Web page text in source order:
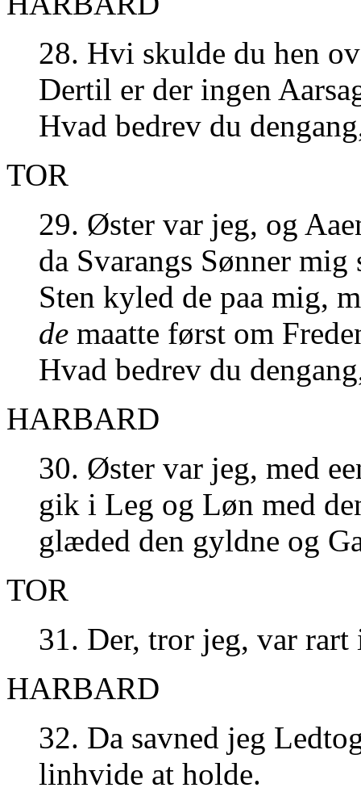
28. Hvi skulde du hen
Dertil er der ingen
Hvad bedrev du
TOR
29. Øster var jeg, og
da Svarangs Sønner mig
Sten kyled de paa mig,
de maatte først om
Hvad bedrev du
HARBARD
30. Øster var jeg, med
gik i Leg og Løn med
glæded den gyldne og
TOR
31. Der, tror jeg, var rart
HARBARD
32. Da savned jeg
linhvide at holde.